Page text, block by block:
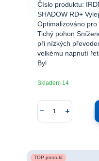
Číslo produktu:
SHADOW RD+
Optimalizováno
Tichý pohon
při nízkých
velkému napnutí
Byl
Skladem 14
TOP produkt